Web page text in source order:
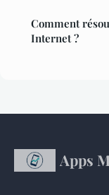
Comment
Internet ?
Apps